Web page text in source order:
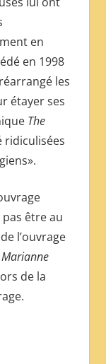
en
en 1998
les
étayer ses
The
ridiculisées
être au
l’ouvrage
Marianne
de la